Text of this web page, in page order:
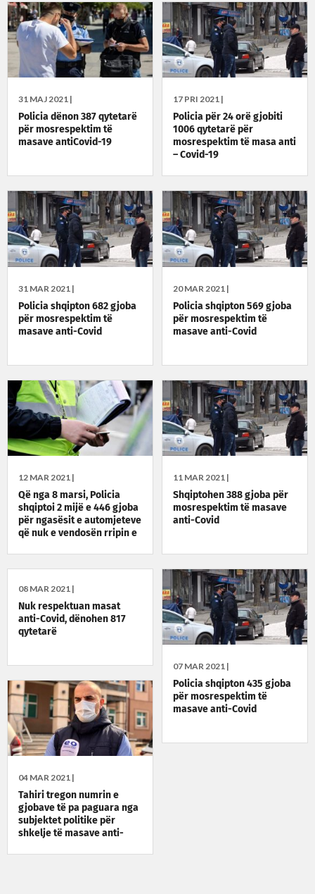
31 MAJ 2021 |
Policia dënon 387 qytetarë
për mosrespektim të
masave antiCovid-19
17 PRI 2021 |
Policia për 24 orë gjobiti
1006 qytetarë për
mosrespektim të masa anti
– Covid-19
31 MAR 2021 |
Policia shqipton 682 gjoba
për mosrespektim të
masave anti-Covid
20 MAR 2021 |
Policia shqipton 569 gjoba
për mosrespektim të
masave anti-Covid
12 MAR 2021 |
Që nga 8 marsi, Policia
shqiptoi 2 mijë e 446 gjoba
për ngasësit e automjeteve
që nuk e vendosën rripin e
11 MAR 2021 |
Shqiptohen 388 gjoba për
mosrespektim të masave
anti-Covid
08 MAR 2021 |
Nuk respektuan masat
anti-Covid, dënohen 817
qytetarë
07 MAR 2021 |
Policia shqipton 435 gjoba
për mosrespektim të
masave anti-Covid
04 MAR 2021 |
Tahiri tregon numrin e
gjobave të pa paguara nga
subjektet politike për
shkelje të masave anti-